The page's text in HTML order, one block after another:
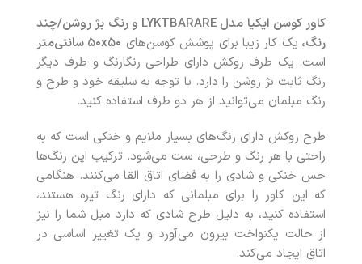
کاور کوسن ایکیا مدل LYKTBARARE
و رنگ بژ روشن/چند
رنگ، یک کار زیبا برای پوشش کوسن‌های ۵۰x۵۰ سانتی‌متر
است. یک طرف روکش دارای طراحی رنگارنگ و طرف دیگر
رنگ ثابت بژ روشن را دارد. با توجه‌ به سلیقه خود و طرح و
رنگ مبلمان می‌توانید از هر دو طرف استفاده کنید.
طرح روکش دارای رنگ‌های بسیار ملایم و خنکی است که به‌
راحتی با هر رنگ و طرحی، ست می‌شود. ترکیب این رنگ‌ها
حس خنکی و شادی را به فضای اتاق القا می‌کنند. هنگامی
که این کاور را برای مبلمانی که دارای رنگ تیره هستند،
استفاده کنید، به دلیل طرح شادی که دارد مبل شما را نیز
از حالت یکنواخت بیرون می‌آورد و یک تغییر اساسی در
اتاق ایجاد می‌کند.